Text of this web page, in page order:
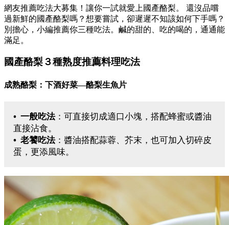
網友推薦吃法大募集！讓你一試就愛上國產酪梨。 還沒品嚐
過新鮮的國產酪梨嗎？想要嘗試，卻遲遲不知該如何下手嗎？
別擔心，小編推薦你三種吃法。鹹的甜的、吃的喝的，通通能
滿足。
國產酪梨３種熟度推薦料理吃法
成熟酪梨：下酒好菜—酪梨生魚片
• 一般吃法：可直接切成適口小塊，搭配蜂蜜或醬油
直接沾食。
• 老饕吃法：醬油搭配蒜蓉、芥末，也可加入切碎皮
蛋，更添風味。